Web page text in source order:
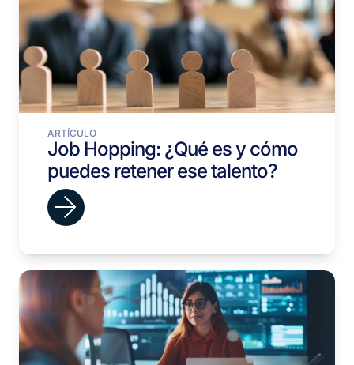
ARTÍCULO
Job Hopping: ¿Qué es y cómo
puedes retener ese talento?